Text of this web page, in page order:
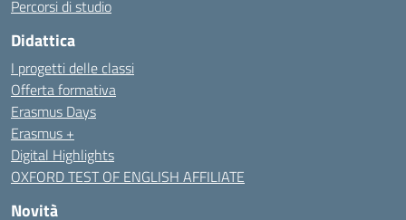
Percorsi di studio
Didattica
I progetti delle classi
Offerta formativa
Erasmus Days
Erasmus +
Digital Highlights
OXFORD TEST OF ENGLISH AFFILIATE
Novità